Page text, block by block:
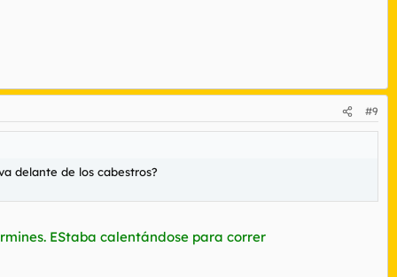
#9
delante de los cabestros?
EStaba calentándose para correr